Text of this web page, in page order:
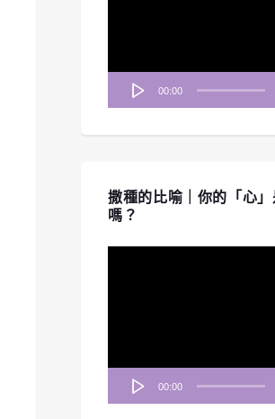
00:00
撒種的比喻｜你的「心」
嗎？
00:00